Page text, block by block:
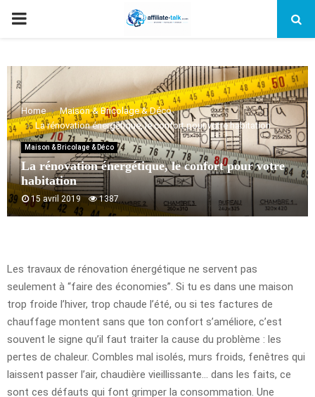
PRIMARY
Home
Maison & Bricolage & Déco
La rénovation énergétique, le confort pour votre habitation
Maison & Bricolage & Déco
La rénovation énergétique, le confort pour votre
habitation
15 avril 2019 1387
Les travaux de rénovation énergétique ne servent pas
seulement à “faire des économies”. Si tu es dans une maison
trop froide l’hiver, trop chaude l’été, ou si tes factures de
chauffage montent sans que ton confort s’améliore, c’est
souvent le signe qu’il faut traiter la cause du problème : les
pertes de chaleur. Combles mal isolés, murs froids, fenêtres qui
laissent passer l’air, chaudière vieillissante… dans les faits, ce
sont ces défauts qui font grimper la consommation. Une